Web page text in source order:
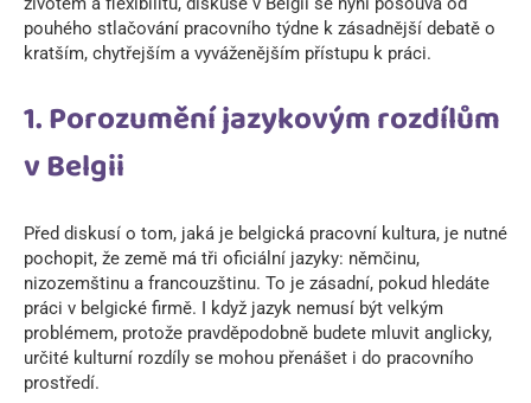
pouhého stlačování pracovního týdne k zásadnější debatě o
kratším, chytřejším a vyváženějším přístupu k práci.
1. Porozumění jazykovým rozdílům
v Belgii
Před diskusí o tom, jaká je belgická pracovní kultura, je nutné
pochopit, že země má tři oficiální jazyky: němčinu,
nizozemštinu a francouzštinu. To je zásadní, pokud hledáte
práci v belgické firmě. I když jazyk nemusí být velkým
problémem, protože pravděpodobně budete mluvit anglicky,
určité kulturní rozdíly se mohou přenášet i do pracovního
prostředí.